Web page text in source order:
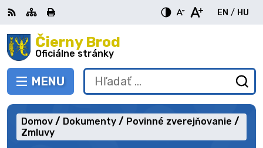
Preskočiť
na
obsah Čierny Brod
Oficiálne stránky
PREPNÚŤ
MENU
RSS MapaTlačiť
EN
English
/ HU
Hľadať:
Domov Dokumenty
Povinné zverejňovanie
Zmluvy